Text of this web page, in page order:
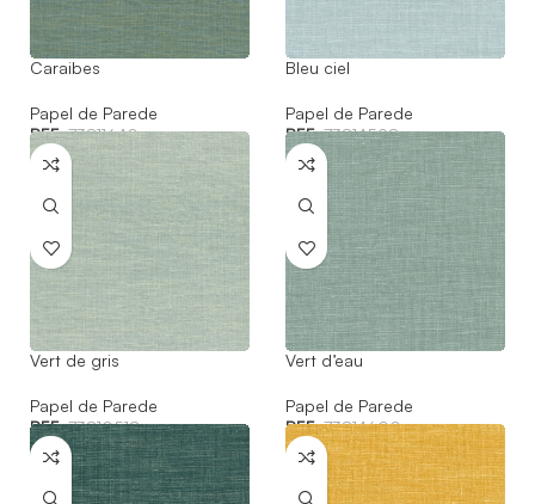
Caraibes
Papel de Parede
REF:73811640
Bleu ciel
Papel de Parede
REF:73814598
Vert de gris
Papel de Parede
REF:73810518
Vert d’eau
Papel de Parede
REF:73814600